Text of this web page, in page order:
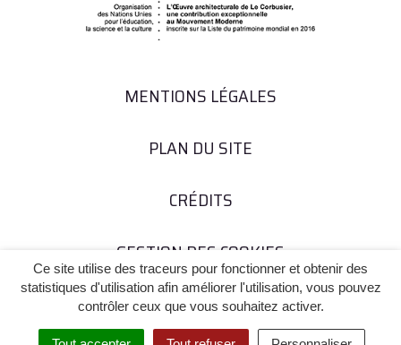
Ce site utilise des traceurs pour fonctionner et obtenir des
statistiques d'utilisation afin améliorer l'utilisation, vous pouvez
contrôler ceux que vous souhaitez activer.
MENTIONS LÉGALES
PLAN DU SITE
CRÉDITS
GESTION DES COOKIES